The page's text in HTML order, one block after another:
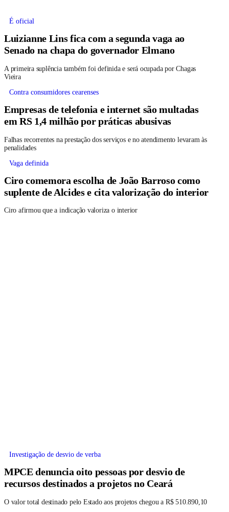
É oficial
Luizianne Lins fica com a segunda vaga ao
Senado na chapa do governador Elmano
A primeira suplência também foi definida e será ocupada por Chagas
Vieira
Contra consumidores cearenses
Empresas de telefonia e internet são multadas
em RS 1,4 milhão por práticas abusivas
Falhas recorrentes na prestação dos serviços e no atendimento levaram às
penalidades
Vaga definida
Ciro comemora escolha de João Barroso como
suplente de Alcides e cita valorização do interior
Ciro afirmou que a indicação valoriza o interior
Investigação de desvio de verba
MPCE denuncia oito pessoas por desvio de
recursos destinados a projetos no Ceará
O valor total destinado pelo Estado aos projetos chegou a R$ 510.890,10